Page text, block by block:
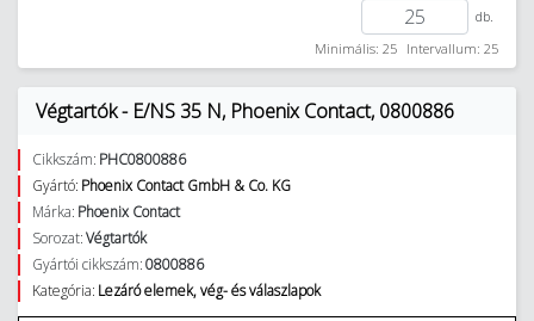
db.
Minimális: 25 Intervallum: 25
Végtartók - E/NS 35 N, Phoenix Contact, 0800886
Cikkszám: PHC0800886
Gyártó: Phoenix Contact GmbH & Co. KG
Márka: Phoenix Contact
Sorozat:Végtartók
Gyártói cikkszám:0800886
Kategória: Lezáró elemek, vég- és válaszlapok